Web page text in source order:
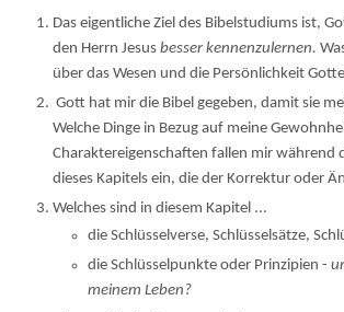
Das eigentliche Ziel des Bibelstudiums ist,
den Herrn Jesusbesser kennenzulernen.
über das Wesen und die Persönlichkeit
Gott hat mir die Bibel gegeben, damit sie
Welche Dinge in Bezug auf meine
Charaktereigenschaften fallen mir während
dieses Kapitels ein, die der Korrektur oder
Welches sind in diesem Kapitel ...
die Schlüsselverse, Schlüsselsätze,
die Schlüsselpunkte oder Prinzipien -
meinem Leben?